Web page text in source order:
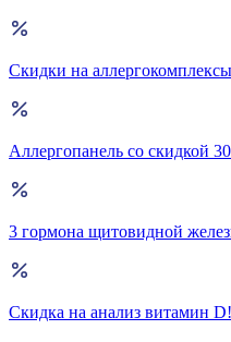
Скидки на
Аллергопанель со скидкой
3 гормона щитовидной
Скидка на анализ витамин D!